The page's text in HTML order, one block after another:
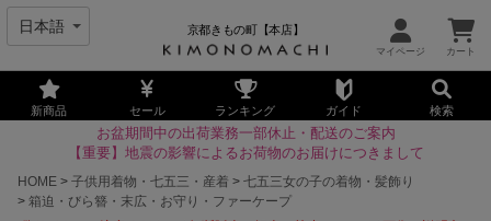
京都きもの町【本店】
新商品 セール ランキング ガイド 検索
お盆期間中の出荷業務一部休止・配送のご案内
【重要】地震の影響によるお荷物のお届けにつきまして
HOME
子供用着物・七五三・産着
七五三女の子の着物・髪飾り
箱迫・びら簪・末広・お守り・ファーケープ